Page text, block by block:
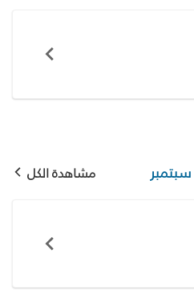
سبتمبر مشاهدة الكل